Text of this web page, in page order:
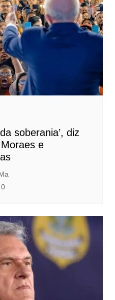
soberania’, diz
e
0